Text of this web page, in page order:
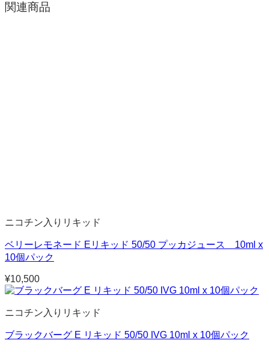
関連商品
ニコチン入りリキッド
ベリーレモネード Eリキッド 50/50 プッカジュース 10ml x
10個パック
¥10,500
ニコチン入りリキッド
ブラックバーグ E リキッド 50/50 IVG 10ml x 10個パック